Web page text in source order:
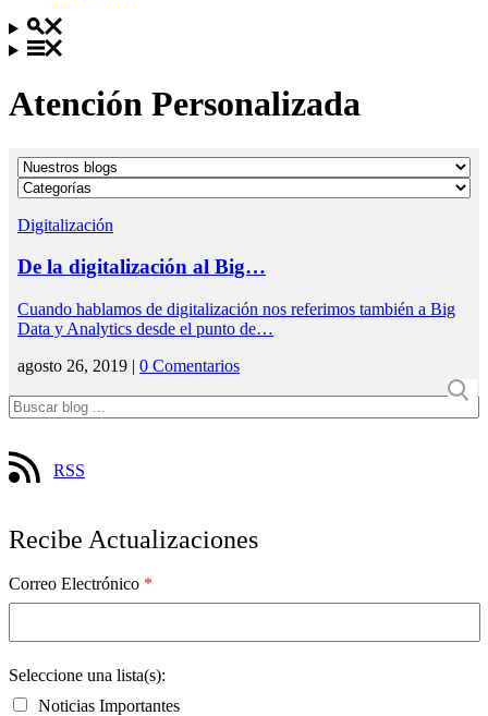
Atención Personalizada
Digitalización
De la digitalización al Big…
Cuando hablamos de digitalización nos referimos también a Big
Data y Analytics desde el punto de…
agosto 26, 2019 | 0 Comentarios
RSS
Recibe Actualizaciones
Correo Electrónico *
Seleccione una lista(s):
Noticias Importantes